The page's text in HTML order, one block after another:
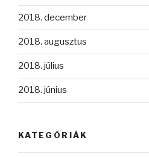
2018. december
2018. augusztus
2018. július
2018. június
KATEGÓRIÁK